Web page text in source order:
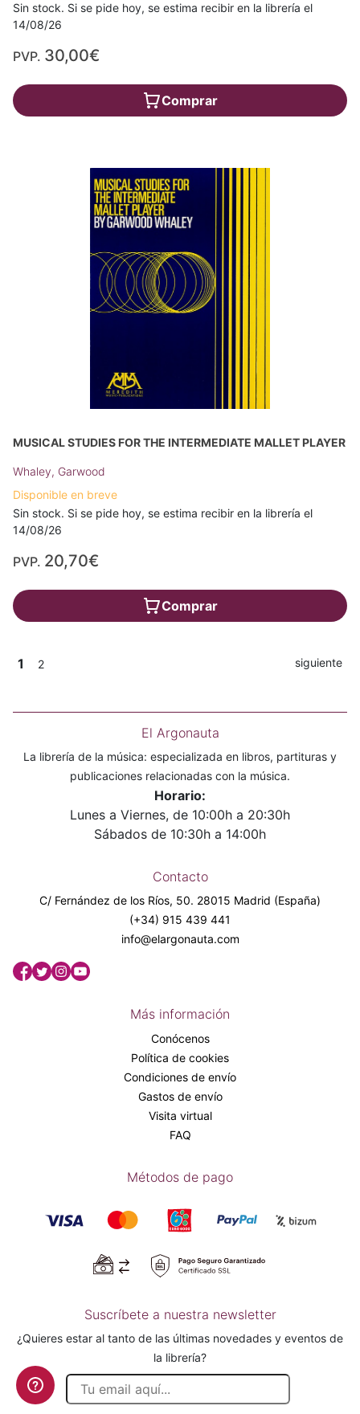
Sin stock. Si se pide hoy, se estima recibir en la librería el
14/08/26
PVP. 30,00€
Comprar
MUSICAL STUDIES FOR THE INTERMEDIATE MALLET PLAYER
Whaley, Garwood
Disponible en breve
Sin stock. Si se pide hoy, se estima recibir en la librería el
14/08/26
PVP. 20,70€
Comprar
1 2 siguiente
El Argonauta
La librería de la música: especializada en libros, partituras y
publicaciones relacionadas con la música.
Horario:
Lunes a Viernes, de 10:00h a 20:30h
Sábados de 10:30h a 14:00h
Contacto
C/ Fernández de los Ríos, 50. 28015 Madrid (España)
(+34) 915 439 441
info@elargonauta.com
Más información
Conócenos
Política de cookies
Condiciones de envío
Gastos de envío
Visita virtual
FAQ
Métodos de pago
Suscríbete a nuestra newsletter
¿Quieres estar al tanto de las últimas novedades y eventos de
la librería?